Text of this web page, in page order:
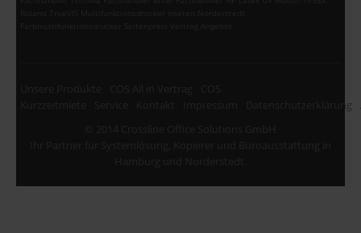
Datenschutzerklärung